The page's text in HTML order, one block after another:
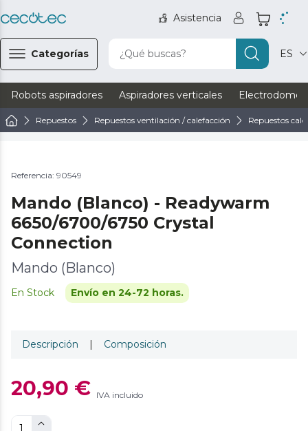
Asistencia
Categorías ¿Qué buscas? ES
Robots aspiradores Aspiradores verticales
Repuestos Repuestos ventilación / calefacción Repuestos
Referencia: 90549
Mando (Blanco) - Readywarm
6650/6700/6750 Crystal
Connection
Mando (Blanco)
En Stock Envío en 24-72 horas.
Descripción | Composición
20,90 € IVA incluido